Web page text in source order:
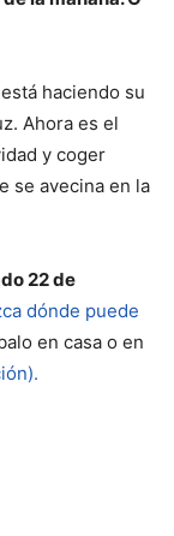
haciendo su
Ahora es el
y coger
se avecina en la
22 de
dónde puede
en casa o en